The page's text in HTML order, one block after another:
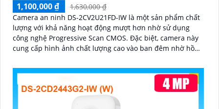
1,100,000 ₫
1,630,000 ₫
Camera an ninh DS-2CV2U21FD-IW là một sản phẩm chất
lượng với khả năng hoạt động mượt hơn nhờ sử dụng
công nghệ Progressive Scan CMOS. Đặc biệt, camera này
cung cấp hình ảnh chất lượng cao vào ban đêm nhờ hồng